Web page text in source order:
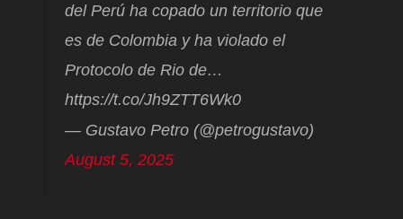
del Perú ha copado un territorio que
es de Colombia y ha violado el
Protocolo de Rio de…
https://t.co/Jh9ZTT6Wk0
— Gustavo Petro (@petrogustavo)
August 5, 2025